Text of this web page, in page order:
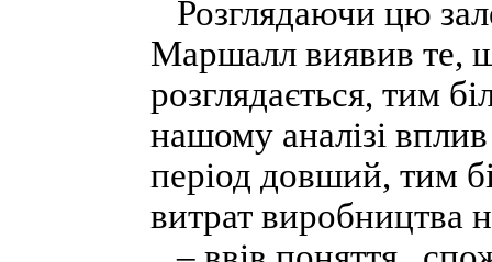
Розглядаючи цю
Маршалл виявив те,
розглядається, тим
нашому аналізі
період довший, тим
витрат виробництва